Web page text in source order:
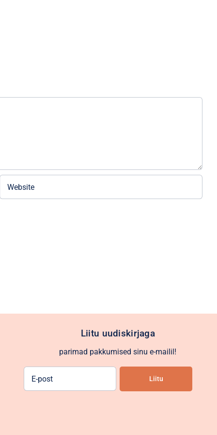
Liitu uudiskirjaga
parimad pakkumised sinu e-mailil!